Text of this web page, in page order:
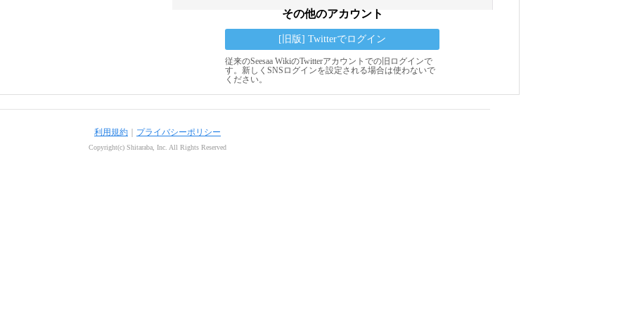
その他のアカウント
[旧版] Twitterでログイン
従来のSeesaa WikiのTwitterアカウントでの旧ログインで
す。新しくSNSログインを設定される場合は使わないで
ください。
利用規約 プライバシーポリシー
Copyright(c) Shitaraba, Inc. All Rights Reserved